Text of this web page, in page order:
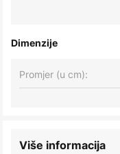
Dimenzije
Promjer (u cm):
Više informacija